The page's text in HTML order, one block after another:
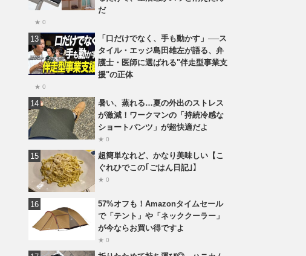
だ
★ 0
「口だけでなく、手も動かす」──ス
タイル・エッジ島田雄左が語る、弁
護士・医師に選ばれる"伴走型事業支
援"の正体
★ 0
暑い、蒸れる…夏の外出のストレス
が激減！ワークマンの「持続冷感な
ショートパンツ」が超快適だよ
★ 0
超簡単なれど、かなり美味しい【こ
ぐれひでこの｢ごはん日記｣】
★ 0
57%オフも！Amazonタイムセール
で「テント」や「ネッククーラー」
が今ならお買い得ですよ
★ 0